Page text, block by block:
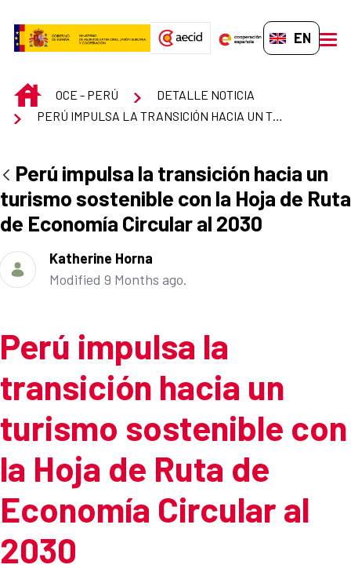
EN-GB
INICIOOCE - PERÚ
DETALLE NOTICIA
PERÚ IMPULSA LA TRANSICIÓN HACIA UN TURISMO SOSTENIBLE CON LA HOJA DE RUTA DE ECONOMÍA CIRCULAR AL 2030
Perú impulsa la transición hacia un
turismo sostenible con la Hoja de Ruta
de Economía Circular al 2030
Katherine Horna
Modified 9 Months ago.
Perú impulsa la
transición hacia un
turismo sostenible con
la Hoja de Ruta de
Economía Circular al
2030